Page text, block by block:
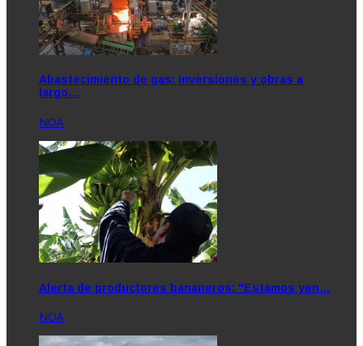
Abastecimiento de gas: inversiones y obras a
largo…
NOA
Alerta de productores bananeros: "Estamos yen…
NOA